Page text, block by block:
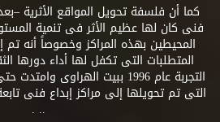
كما أن فلسفة تحويل المواقع الأثرية
فنى كان لها عظيم الأثر فى تنمية
المحيطين بهذه المراكز وخصوصاً أنه تم
المتطلبات التى تكفل لها أداء دورها
التجربة عام 1996 ببيت الهراوى
.. .